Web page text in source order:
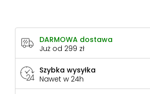
DARMOWA dostawa
Już od 299 zł
Szybka wysyłka
Nawet w 24h